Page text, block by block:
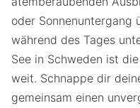
oder Sonnenuntergang
während des Tages
See in Schweden ist
weit. Schnappe dir
gemeinsam einen